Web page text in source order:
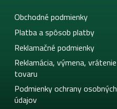
Obchodné podmienky
Platba a spôsob platby
Reklamačné podmienky
Reklamácia, výmena, vrátenie
tovaru
Podmienky ochrany osobných
údajov